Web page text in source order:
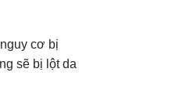
cơ bị
sẽ bị lột da